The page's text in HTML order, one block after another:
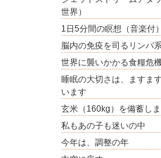
世界）
1日5分間の瞑想（音楽付）
脳内の免疫を司るリンパ
世界に襲いかかる食糧危
睡眠の大切さは、ますま
います
玄米（160kg）を備蓄し
私もあの子も迷いの中
今年は、調整の年